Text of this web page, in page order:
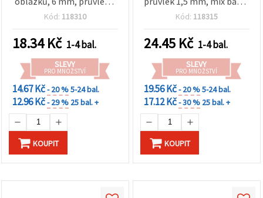
mm, bílá – 20 g (cca 104
Kód: 118310
18.34Kč 1-4 bal.
SLEVY
PRO MNOŽSTVÍ
14.67 Kč- 20 %5-24 bal.
12.96 Kč- 29 % 25 bal. +
KOUPIT
– 20 g (~200 ks)
Kód: 118315
24.45 Kč 1-4 bal.
SLEVY
PRO MNOŽSTVÍ
19.56 Kč- 20 %5-24 bal.
17.12 Kč- 30 % 25 bal. +
KOUPIT